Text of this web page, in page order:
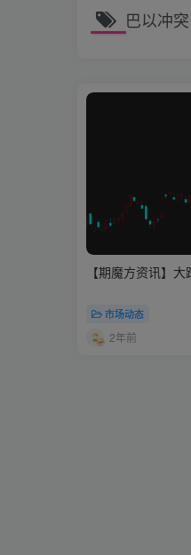
巴以冲突
【期魔方资讯】
市场动态
2年前